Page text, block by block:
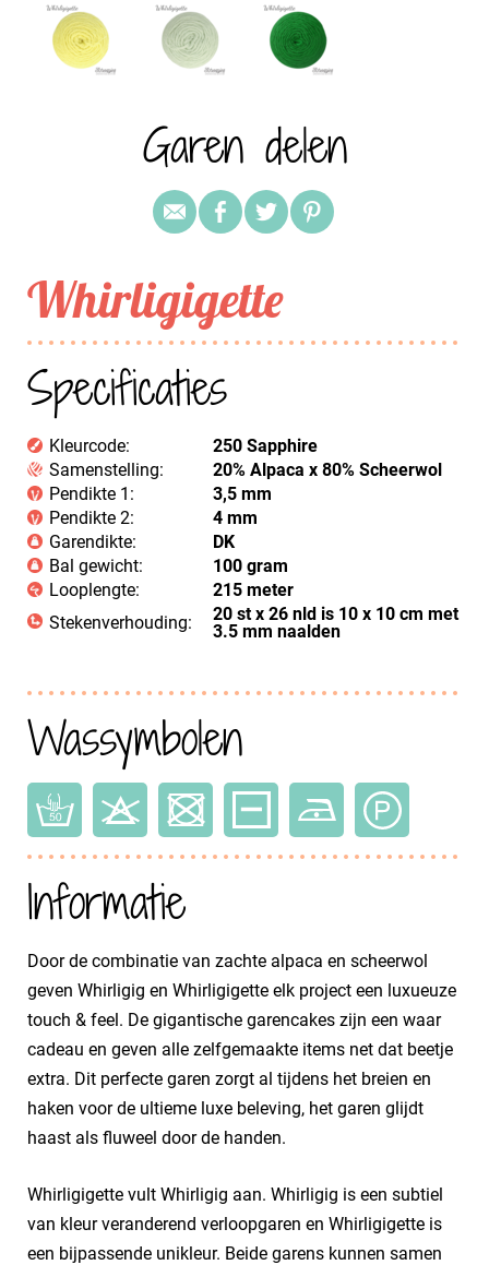
Garen delen
Whirligigette
Specificaties
Kleurcode:
250 Sapphire
Samenstelling:
20% Alpaca x 80% Scheerwol
Pendikte 1:
3,5 mm
Pendikte 2:
4 mm
Garendikte:
DK
Bal gewicht:
100 gram
Looplengte:
215 meter
Stekenverhouding:
20 st x 26 nld is 10 x 10 cm met
3.5 mm naalden
Wassymbolen
Informatie
Door de combinatie van zachte alpaca en scheerwol
geven Whirligig en Whirligigette elk project een luxueuze
touch & feel. De gigantische garencakes zijn een waar
cadeau en geven alle zelfgemaakte items net dat beetje
extra. Dit perfecte garen zorgt al tijdens het breien en
haken voor de ultieme luxe beleving, het garen glijdt
haast als fluweel door de handen.
Whirligigette vult Whirligig aan. Whirligig is een subtiel
van kleur veranderend verloopgaren en Whirligigette is
een bijpassende unikleur. Beide garens kunnen samen